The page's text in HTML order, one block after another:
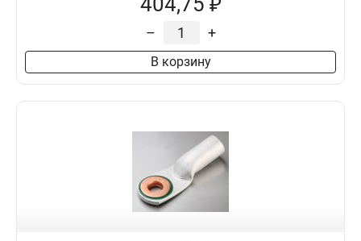
– +
В корзину